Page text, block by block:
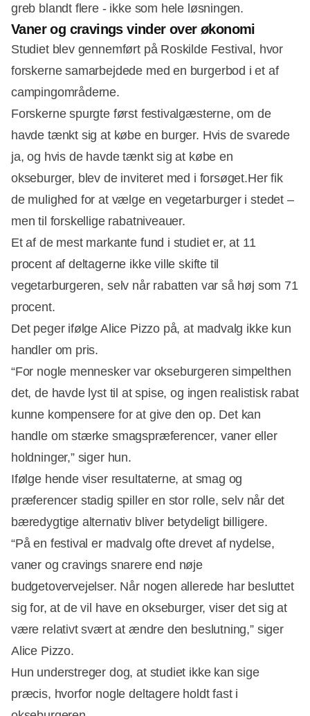
greb blandt flere - ikke som hele løsningen.
Vaner og cravings vinder over økonomi
Studiet blev gennemført på Roskilde Festival, hvor
forskerne samarbejdede med en burgerbod i et af
campingområderne.
Forskerne spurgte først festivalgæsterne, om de
havde tænkt sig at købe en burger. Hvis de svarede
ja, og hvis de havde tænkt sig at købe en
okseburger, blev de inviteret med i forsøget.Her fik
de mulighed for at vælge en vegetarburger i stedet –
men til forskellige rabatniveauer.
Et af de mest markante fund i studiet er, at 11
procent af deltagerne ikke ville skifte til
vegetarburgeren, selv når rabatten var så høj som 71
procent.
Det peger ifølge Alice Pizzo på, at madvalg ikke kun
handler om pris.
“For nogle mennesker var okseburgeren simpelthen
det, de havde lyst til at spise, og ingen realistisk rabat
kunne kompensere for at give den op. Det kan
handle om stærke smagspræferencer, vaner eller
holdninger,” siger hun.
Ifølge hende viser resultaterne, at smag og
præferencer stadig spiller en stor rolle, selv når det
bæredygtige alternativ bliver betydeligt billigere.
“På en festival er madvalg ofte drevet af nydelse,
vaner og cravings snarere end nøje
budgetovervejelser. Når nogen allerede har besluttet
sig for, at de vil have en okseburger, viser det sig at
være relativt svært at ændre den beslutning,” siger
Alice Pizzo.
Hun understreger dog, at studiet ikke kan sige
præcis, hvorfor nogle deltagere holdt fast i